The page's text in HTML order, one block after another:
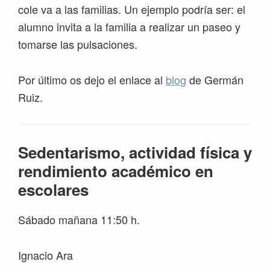
cole va a las familias. Un ejemplo podría ser: el
alumno invita a la familia a realizar un paseo y
tomarse las pulsaciones.
Por último os dejo el enlace al blog de Germán
Ruiz.
Sedentarismo, actividad física y
rendimiento académico en
escolares
Sábado mañana 11:50 h.
Ignacio Ara